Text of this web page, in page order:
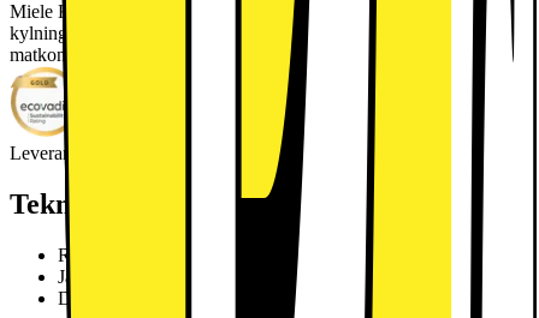
Miele KS 4783 DD N: Fristående kylskåp med DailyFresh, snabb
kylning, Wi-Fi och en elegant vit design för optimal
matkonservering.
Läs mer om produkten
Leverantörens EcoVadis score Läs mer om EcoVadis
Teknisk specifikation
Rymlig låda med justerbar fuktighet – DailyFresh
Jämn temperaturfördelning inuti hela kylskåpet – DynaCool
Dämpad stängning av dörren med SoftClose